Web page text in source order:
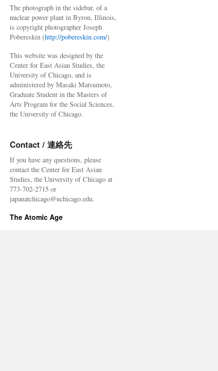
The photograph in the sidebar, of a
nuclear power plant in Byron, Illinois,
is copyright photographer Joseph
Pobereskin (http://pobereskin.com/)
This website was designed by the
Center for East Asian Studies, the
University of Chicago, and is
administered by Masaki Matsumoto,
Graduate Student in the Masters of
Arts Program for the Social Sciences,
the University of Chicago.
Contact / 連絡先
If you have any questions, please
contact the Center for East Asian
Studies, the University of Chicago at
773-702-2715 or
japanatchicago@uchicago.edu.
The Atomic Age